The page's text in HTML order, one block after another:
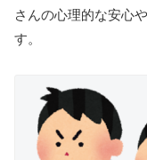
さんの心理的な安心
す。